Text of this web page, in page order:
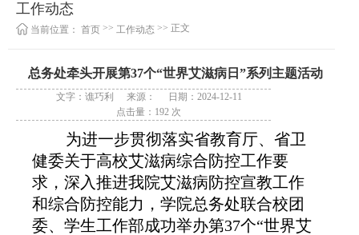
工作动态
当前位置： 首页 >> 工作动态 >> 正文
总务处牵头开展第37个“世界艾滋病日”系列主题活动
文字：谯巧利 来源：
日期：2024-12-11
点击量： 192 次
为进一步贯彻落实省教育厅、省卫
健委关于高校艾滋病综合防控工作要
求 ，深入推进我院艾滋病防控宣教工作
和综合防控能力 ， 学院总务处联合校团
委、学生工作部成功举办第37个“世界艾